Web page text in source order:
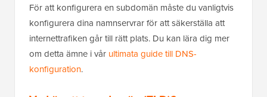
För att konfigurera en subdomän måste du vanligtvis
konfigurera dina namnservrar för att säkerställa att
internettrafiken går till rätt plats. Du kan lära dig mer
om detta ämne i vår ultimata guide till DNS-
konfiguration.